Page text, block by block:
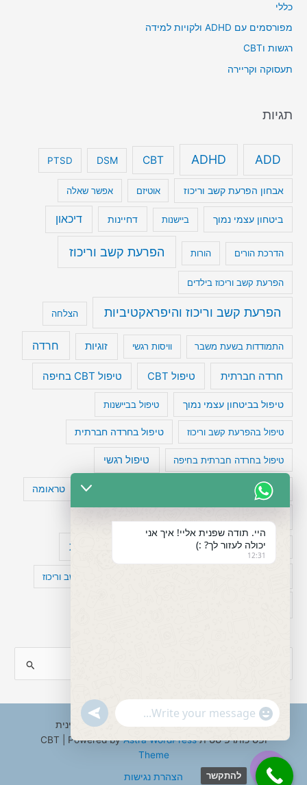
כללי
מפורסמים עם ADHD ולקויות למידה
רגשות וCBT
תעסוקה וקריירה
תגיות
ADD
ADHD
CBT
DSM
PTSD
אבחון הפרעת קשב וריכוז אוטיזם אפשר שאלה
ביטחון עצמי נמוך ביישנות דחיינות דיכאון
הדרכת הורים הורות הפרעת קשב וריכוז
הפרעת קשב וריכוז בילדים
הפרעת קשב וריכוז והיפראקטיביות הצלחה
התמודדות בשעת משבר וויסות רגשי זוגיות חרדה
חרדה חברתית טיפול CBT טיפול CBT בחיפה
טיפול בביטחון עצמי נמוך טיפול בביישנות
טיפול בהפרעת קשב וריכוז טיפול בחרדה חברתית
טיפול בחרדה חברתית בחיפה טיפול רגשי
טיפול תרופתי להפרעת קשב טעויות חשיבה טראומה
מפורסמים עם הפרעת קשב עיצות
קומורבידיות להפרעת קשב וריכוז
a
c
f
Copyright © 2026 ענבל טננבאום - עו"ס קלינית
ופסיכותרפיסטית CBT | Powered byAstra WordPress
Theme
הצהרת נגישות
להתקשר
היי. תודה שפנית אליי! איך אני
יכולה לעזור לך? :)
12:31
"+chaty_settings.lang.emoji_picker+"
WhatsApp
undefined